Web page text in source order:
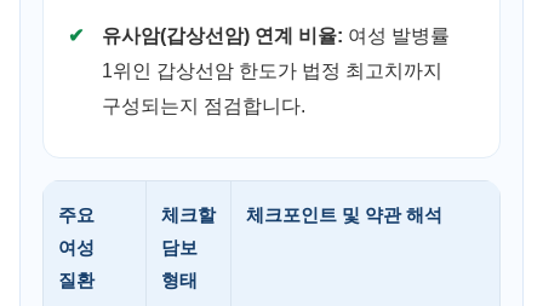
유사암(갑상선암) 연계 비율: 여성 발병률
1위인 갑상선암 한도가 법정 최고치까지
구성되는지 점검합니다.
주요
여성
질환
체크할
담보
형태
체크포인트 및 약관 해석